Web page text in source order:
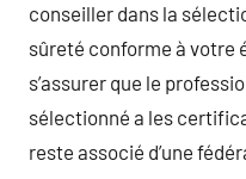
conseiller dans la
sûreté conforme à votre
s’assurer que le
sélectionné a les
reste associé d’une